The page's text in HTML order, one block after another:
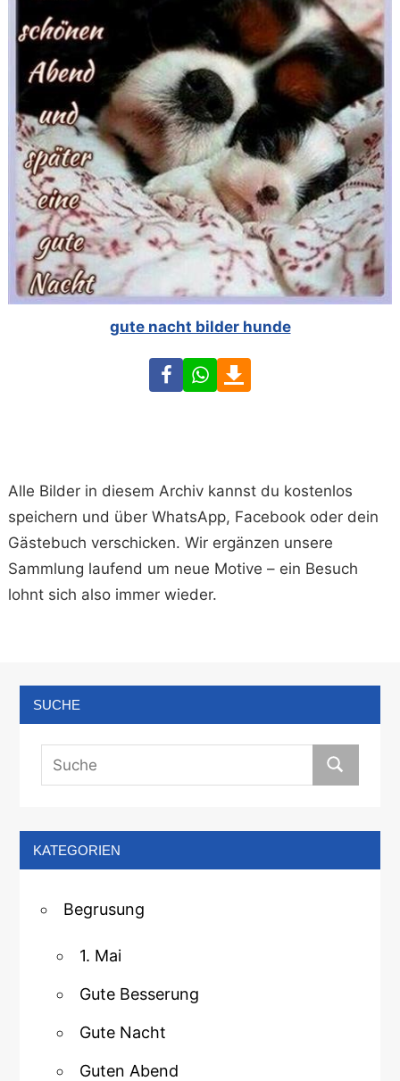
gute nacht bilder hunde
FacebookWhatsApp
Alle Bilder in diesem Archiv kannst du kostenlos
speichern und über WhatsApp, Facebook oder dein
Gästebuch verschicken. Wir ergänzen unsere
Sammlung laufend um neue Motive – ein Besuch
lohnt sich also immer wieder.
SUCHE
KATEGORIEN
Begrusung
1. Mai
Gute Besserung
Gute Nacht
Guten Abend